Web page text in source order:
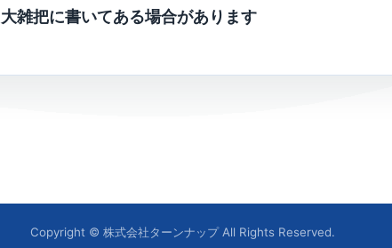
雑把に書いてある場合があります
Copyright © 株式会社ターンナップ All Rights Reserved.